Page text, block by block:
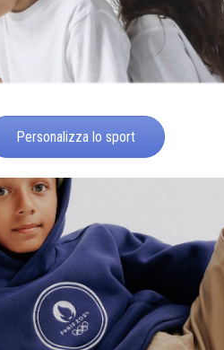
Personalizza lo sport